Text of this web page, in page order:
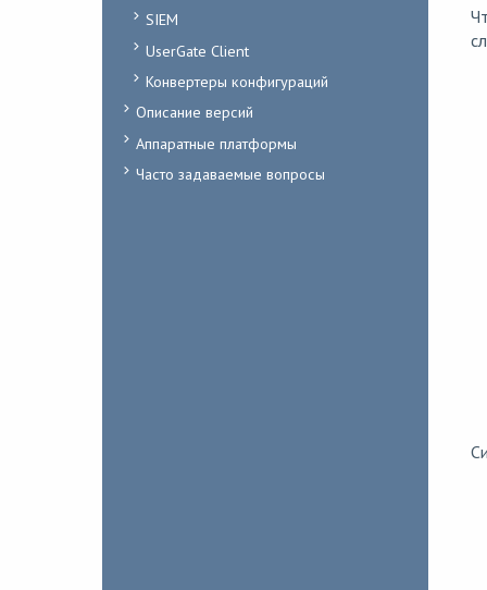
SIEM
UserGate Client
Конвертеры конфигураций
Описание версий
Аппаратные платформы
Часто задаваемые вопросы